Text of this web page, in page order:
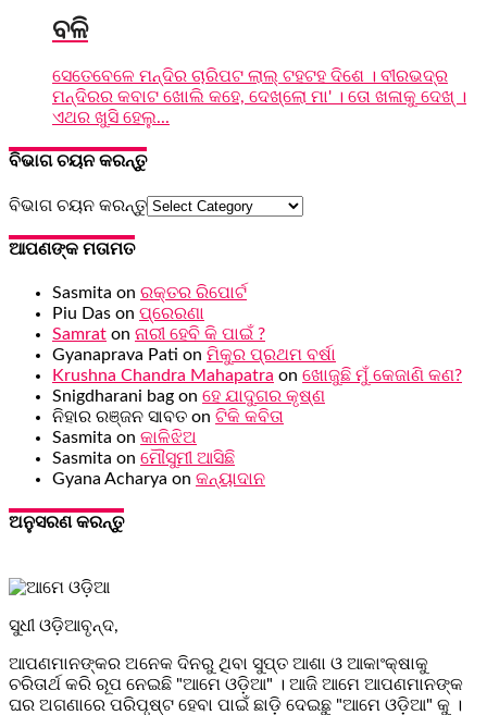
ବଳି
ସେତେବେଳେ ମନ୍ଦିର ଚାରିପଟ ଲାଲ୍ ଟହଟହ ଦିଶେ । ବୀରଭଦ୍ର
ମନ୍ଦିରର କବାଟ ଖୋଲି କହେ, ଦେଖ୍ଲୋ ମା' । ତୋ ଖଳାକୁ ଦେଖ୍ ।
ଏଥର ଖୁସି ହେଲୁ...
ବିଭାଗ ଚୟନ କରନ୍ତୁ
ବିଭାଗ ଚୟନ କରନ୍ତୁ
ଆପଣଙ୍କ ମତାମତ
Sasmita on ରକ୍ତର ରିପୋର୍ଟ
Piu Das on ପ୍ରେରଣା
Samrat on ନାରୀ ହେବି କି ପାଇଁ ?
Gyanaprava Pati on ମିକୁର ପ୍ରଥମ ବର୍ଷା
Krushna Chandra Mahapatra on ଖୋଜୁଛି ମୁଁ କେଜାଣି କଣ?
Snigdharani bag on ହେ ଯାଦୁଗର କୃଷ୍ଣ
ନିହାର ରଞ୍ଜନ ସାବତ on ଟିକି କବିତା
Sasmita on କାଳିଝିଅ
Sasmita on ମୌସୁମୀ ଆସିଛି
Gyana Acharya on କନ୍ୟାଦାନ
ଅନୁସରଣ କରନ୍ତୁ
ସୁଧୀ ଓଡ଼ିଆବୃନ୍ଦ,
ଆପଣମାନଙ୍କର ଅନେକ ଦିନରୁ ଥିବା ସୁପ୍ତ ଆଶା ଓ ଆକାଂକ୍ଷାକୁ
ଚରିତାର୍ଥ କରି ରୂପ ନେଇଛି "ଆମେ ଓଡ଼ିଆ" । ଆଜି ଆମେ ଆପଣମାନଙ୍କ
ଘର ଅଗଣାରେ ପରିପୃଷ୍ଟ ହେବା ପାଇଁ ଛାଡ଼ି ଦେଇଛୁ "ଆମେ ଓଡ଼ିଆ" କୁ ।